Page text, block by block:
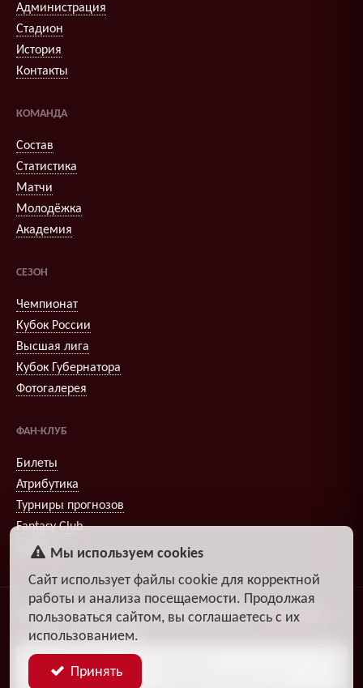
Администрация
Стадион
История
Контакты
КОМАНДА
Состав
Статистика
Матчи
Молодёжка
Академия
СЕЗОН
Чемпионат
Кубок России
Высшая лига
Кубок Губернатора
Фотогалерея
ФАН-КЛУБ
Билеты
Атрибутика
Турниры прогнозов
Fantasy Club
Опросы
© 2009–2026,АлександрDiosEspectroЛитвиненко
Поддержка:группа ДЗЧРХ
Блог
разработчика
Мы используем cookies
Сайт использует файлы cookie для корректной
работы и анализа посещаемости. Продолжая
пользоваться сайтом, вы соглашаетесь с их
использованием.
Принять